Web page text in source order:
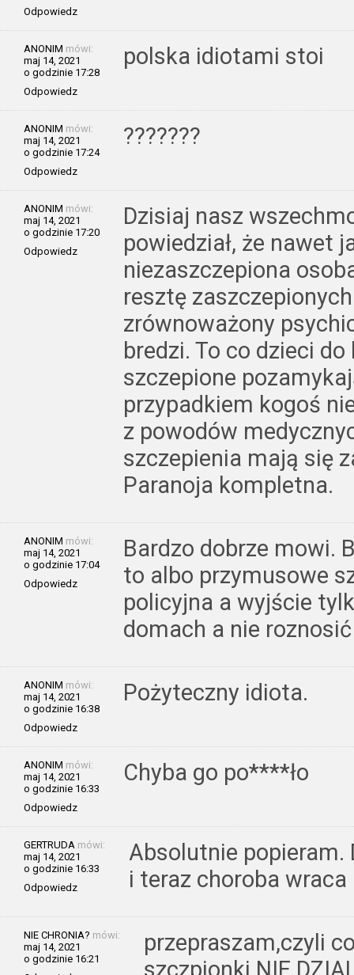
Odpowiedz
ANONIM mówi:
maj 14, 2021
o godzinie 17:28
Odpowiedz
polska idiotami stoi
ANONIM mówi:
maj 14, 2021
o godzinie 17:24
Odpowiedz
???????
ANONIM mówi:
maj 14, 2021
o godzinie 17:20
Odpowiedz
Dzisiaj nasz
powiedział, że nawet
niezaszczepiona
resztę
zrównoważony
bredzi. To co dzieci
szczepione
przypadkiem kogoś
z powodów
szczepienia mają się
Paranoja kompletna.
ANONIM mówi:
maj 14, 2021
o godzinie 17:04
Odpowiedz
Bardzo dobrze mowi.
to albo przymusowe
policyjna a wyjście
domach a nie
ANONIM mówi:
maj 14, 2021
o godzinie 16:38
Odpowiedz
Pożyteczny idiota.
ANONIM mówi:
maj 14, 2021
o godzinie 16:33
Odpowiedz
Chyba go po****ło
GERTRUDA mówi:
maj 14, 2021
o godzinie 16:33
Odpowiedz
Absolutnie popieram.
i teraz choroba wraca
NIE CHRONIA? mówi:
maj 14, 2021
o godzinie 16:21
przepraszam,czyli